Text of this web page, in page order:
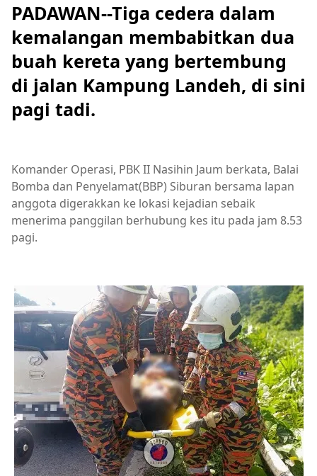
PADAWAN--Tiga cedera dalam
kemalangan membabitkan dua
buah kereta yang bertembung
di jalan Kampung Landeh, di sini
pagi tadi.
Komander Operasi, PBK II Nasihin Jaum berkata, Balai
Bomba dan Penyelamat(BBP) Siburan bersama lapan
anggota digerakkan ke lokasi kejadian sebaik
menerima panggilan berhubung kes itu pada jam 8.53
pagi.